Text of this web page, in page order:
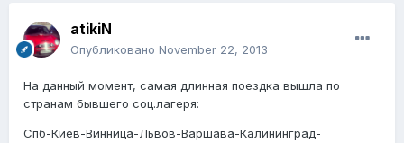
atikiN
Опубликовано November 22, 2013
На данный момент, самая длинная поездка вышла по
странам бывшего соц.лагеря:
Спб-Киев-Винница-Львов-Варшава-Калининград-